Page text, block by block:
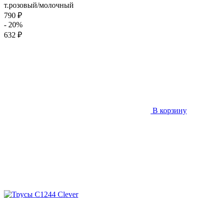
т.розовый/молочный
790 ₽
- 20%
632 ₽
В корзину